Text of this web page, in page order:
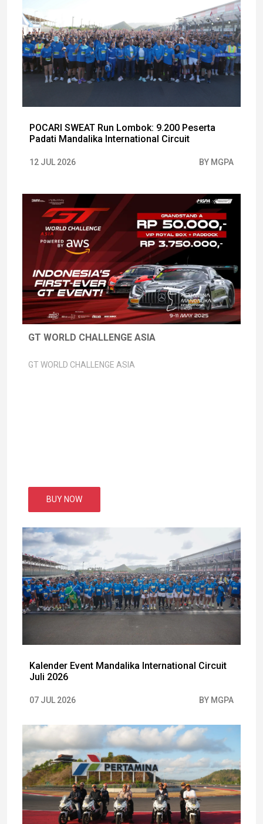
POCARI SWEAT Run Lombok: 9.200 Peserta
Padati Mandalika International Circuit
12 JUL 2026 BY MGPA
GT WORLD CHALLENGE ASIA
GT WORLD CHALLENGE ASIA
BUY NOW
Kalender Event Mandalika International Circuit
Juli 2026
07 JUL 2026 BY MGPA